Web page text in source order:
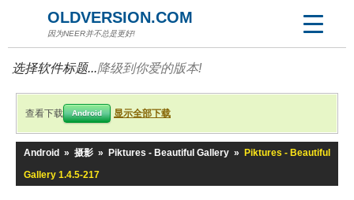
OLDVERSION.COM
因为NEER并不总是更好!
选择软件标题...降级到你爱的版本!
查看下载 Android 显示全部下载
Android » 摄影 » Piktures - Beautiful Gallery »
Piktures - Beautiful
Gallery 1.4.5-217